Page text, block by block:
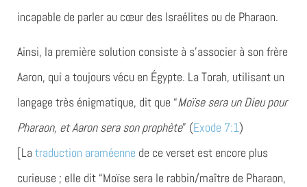
incapable de parler au cœur des Israélites ou de Pharaon.
Ainsi, la première solution consiste à s’associer à son frère
Aaron, qui a toujours vécu en Égypte. La Torah, utilisant un
langage très énigmatique, dit que “Moïse sera un Dieu pour
Pharaon, et Aaron sera son prophète” (Exode 7:1)
[La traduction araméenne de ce verset est encore plus
curieuse ; elle dit “Moïse sera le rabbin/maître de Pharaon,